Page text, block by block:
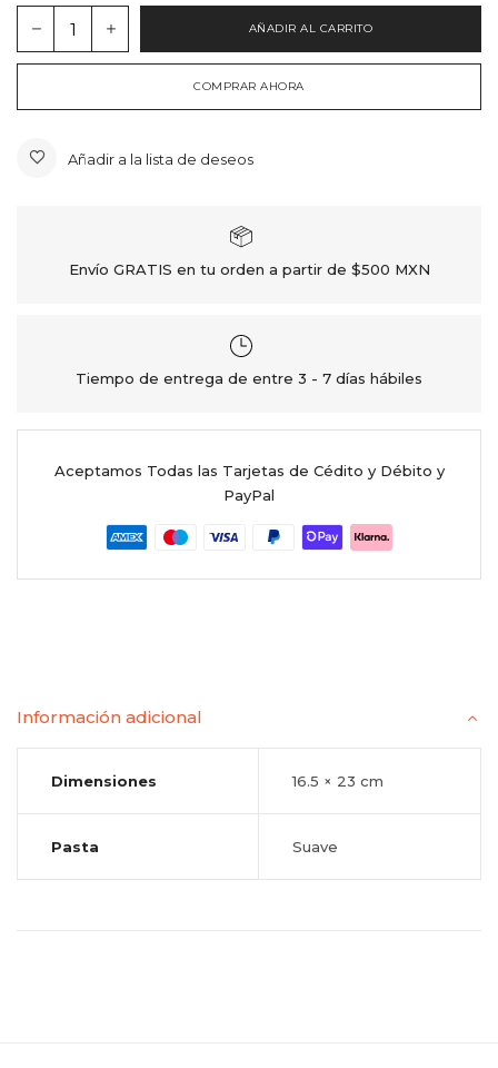
AÑADIR AL CARRITO
COMPRAR AHORA
Añadir a la lista de deseos
Envío GRATIS en tu orden a partir de $500 MXN
Tiempo de entrega de entre 3 - 7 días hábiles
Aceptamos Todas las Tarjetas de Cédito y Débito y
PayPal
Información adicional
Dimensiones 16.5 × 23 cm
Pasta Suave